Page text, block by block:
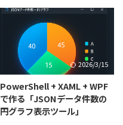
2026/3/15
PowerShell + XAML + WPF
で作る「JSONデータ件数の
円グラフ表示ツール」